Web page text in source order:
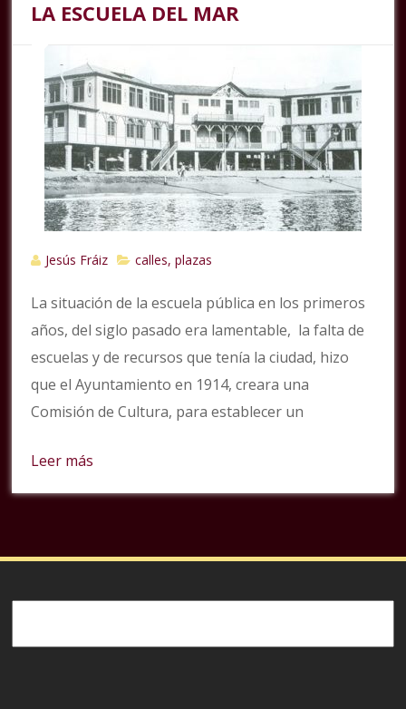
LA ESCUELA DEL MAR
Jesús Fráiz calles, plazas
La situación de la escuela pública en los primeros
años, del siglo pasado era lamentable, la falta de
escuelas y de recursos que tenía la ciudad, hizo
que el Ayuntamiento en 1914, creara una
Comisión de Cultura, para establecer un
Leer más